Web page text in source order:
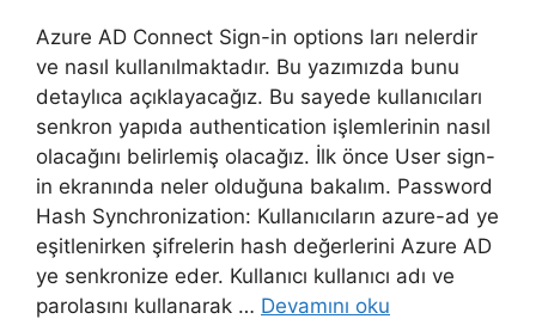
Azure AD Connect Sign-in options ları nelerdir
ve nasıl kullanılmaktadır. Bu yazımızda bunu
detaylıca açıklayacağız. Bu sayede kullanıcıları
senkron yapıda authentication işlemlerinin nasıl
olacağını belirlemiş olacağız. İlk önce User sign-
in ekranında neler olduğuna bakalım. Password
Hash Synchronization: Kullanıcıların azure-ad ye
eşitlenirken şifrelerin hash değerlerini Azure AD
ye senkronize eder. Kullanıcı kullanıcı adı ve
parolasını kullanarak … Devamını oku